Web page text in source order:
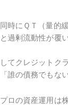
時にＱＴ（量的
過剰流動性が覆
てクレジットク
誰の債務でもな
ロの資産運用は